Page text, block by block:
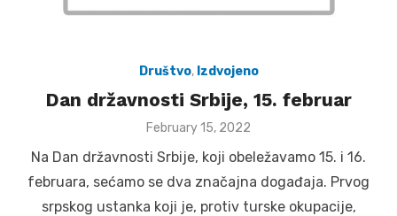
Društvo, Izdvojeno
Dan državnosti Srbije, 15. februar
Posted
February 15, 2022
Na Dan državnosti Srbije, koji obeležavamo 15. i 16.
februara, sećamo se dva značajna događaja. Prvog
srpskog ustanka koji je, protiv turske okupacije,